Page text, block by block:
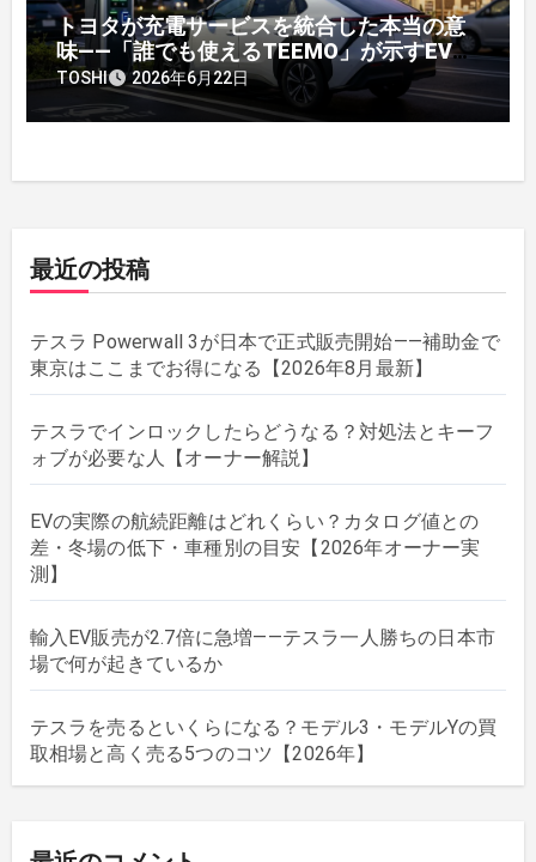
トヨタが充電サービスを統合した本当の意
味——「誰でも使えるTEEMO」が示すEV戦
略の転換点
TOSHI 2026年6月22日
最近の投稿
テスラ Powerwall 3が日本で正式販売開始——補助金で
東京はここまでお得になる【2026年8月最新】
テスラでインロックしたらどうなる？対処法とキーフ
ォブが必要な人【オーナー解説】
EVの実際の航続距離はどれくらい？カタログ値との
差・冬場の低下・車種別の目安【2026年オーナー実
測】
輸入EV販売が2.7倍に急増——テスラ一人勝ちの日本市
場で何が起きているか
テスラを売るといくらになる？モデル3・モデルYの買
取相場と高く売る5つのコツ【2026年】